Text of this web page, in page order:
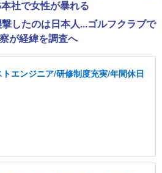
社で女性が暴れる
したのは日本人...ゴルフクラブで
が経緯を調査へ
エンジニア/研修制度充実/年間休日